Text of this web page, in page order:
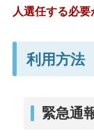
人選任する必要
利用方法
緊急通